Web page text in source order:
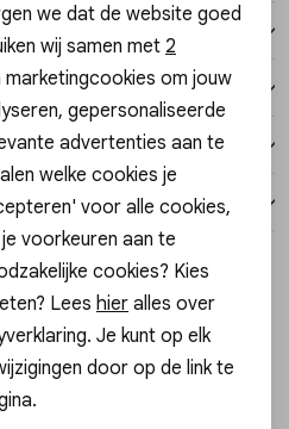
in de winkel
/2
we dat de website goed
wij samen met 2
marketingcookies om jouw
gepersonaliseerde
advertenties aan te
welke cookies je
voor alle cookies,
je voorkeuren aan te
cookies? Kies
Lees hier alles over
Je kunt op elk
door op de link te